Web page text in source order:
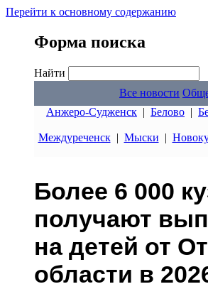
Перейти к основному содержанию
Форма поиска
Найти
Все новости
Анжеро-Судженск | Белово |
Междуреченск| Мыски |
Более 6 000
получают
на детей от
области в